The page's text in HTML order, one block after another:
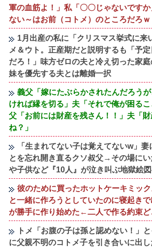
軍の血筋よ！」私「〇〇じゃないです
ない～はお前（コトメ）のところだろｗ
1月出産の私に「クリスマス挙式に来
メ＆ウト。正産期だと説明するも「予
だろ！」味方ゼロの夫と冷え切った家
妹を優先する夫とは離婚一択
義父「嫁にたぶらかされたんだろう
ければ縁を切る」夫「それで俺が困る
父「お前には財産を残さん！！」夫「
ね？」
「生まれてない子は覚えてないw」妻
とを忘れ開き直るクソ叔父→その場に
や子供など『10人』が泣き叫ぶ地獄絵
彼のために買ったホットケーキミッ
と一緒に作ろうとしていたのに寝起き
が勝手に作り始めた←二人で作る約束
トメ「お腹の子は孫と認めない！」
に父親不明のコトメ子を引き合いに出